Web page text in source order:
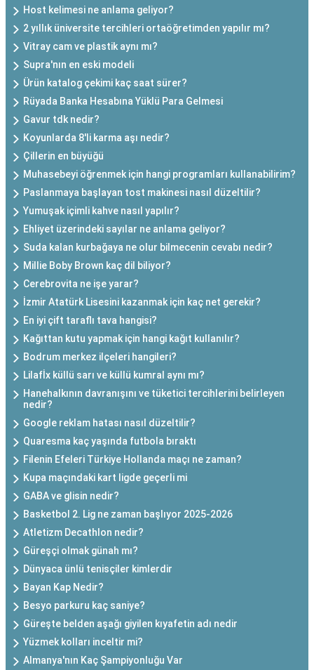
Host kelimesi ne anlama geliyor?
2 yıllık üniversite tercihleri ortaöğretimden yapılır mı?
Vitray cam ve plastik aynı mı?
Supra'nın en eski modeli
Ürün katalog çekimi kaç saat sürer?
Rüyada Banka Hesabına Yüklü Para Gelmesi
Gavur tdk nedir?
Koyunlarda 8'li karma aşı nedir?
Çillerin en büyüğü
Muhasebeyi öğrenmek için hangi programları kullanabilirim?
Paslanmaya başlayan tost makinesi nasıl düzeltilir?
Yumuşak içimli kahve nasıl yapılır?
Ehliyet üzerindeki sayılar ne anlama geliyor?
Suda kalan kurbağaya ne olur bilmecenin cevabı nedir?
Millie Boby Brown kaç dil biliyor?
Cerebrovita ne işe yarar?
İzmir Atatürk Lisesini kazanmak için kaç net gerekir?
En iyi çift taraflı tava hangisi?
Kağıttan kutu yapmak için hangi kağıt kullanılır?
Bodrum merkez ilçeleri hangileri?
Lilafİx küllü sarı ve küllü kumral aynı mı?
Hanehalkının davranışını ve tüketici tercihlerini belirleyen
nedir?
Google reklam hatası nasıl düzeltilir?
Quaresma kaç yaşında futbola bıraktı
Filenin Efeleri Türkiye Hollanda maçı ne zaman?
Kupa maçındaki kart ligde geçerli mi
GABA ve glisin nedir?
Basketbol 2. Lig ne zaman başlıyor 2025-2026
Atletizm Decathlon nedir?
Güreşçi olmak günah mı?
Dünyaca ünlü tenisçiler kimlerdir
Bayan Kap Nedir?
Besyo parkuru kaç saniye?
Güreşte belden aşağı giyilen kıyafetin adı nedir
Yüzmek kolları inceltir mi?
Almanya'nın Kaç Şampiyonluğu Var